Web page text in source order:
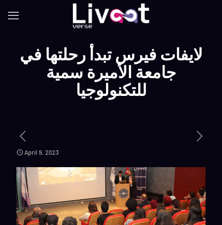
لايفات فيرس تبدأ رحلتها في
جامعة الأميرة سمية
April 9, 2023